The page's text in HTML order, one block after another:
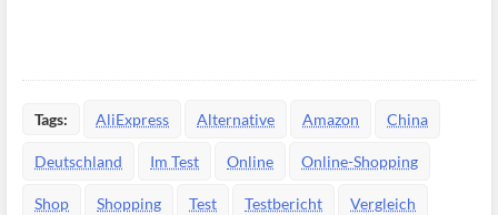
Tags: AliExpress Alternative Amazon China
Deutschland Im Test Online Online-Shopping
Shop Shopping Test Testbericht Vergleich